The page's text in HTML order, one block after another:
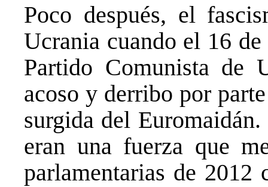
Poco después, el
Ucrania cuando el 16
Partido Comunista de
acoso y derribo por
surgida del
eran una fuerza que
parlamentarias de 2012